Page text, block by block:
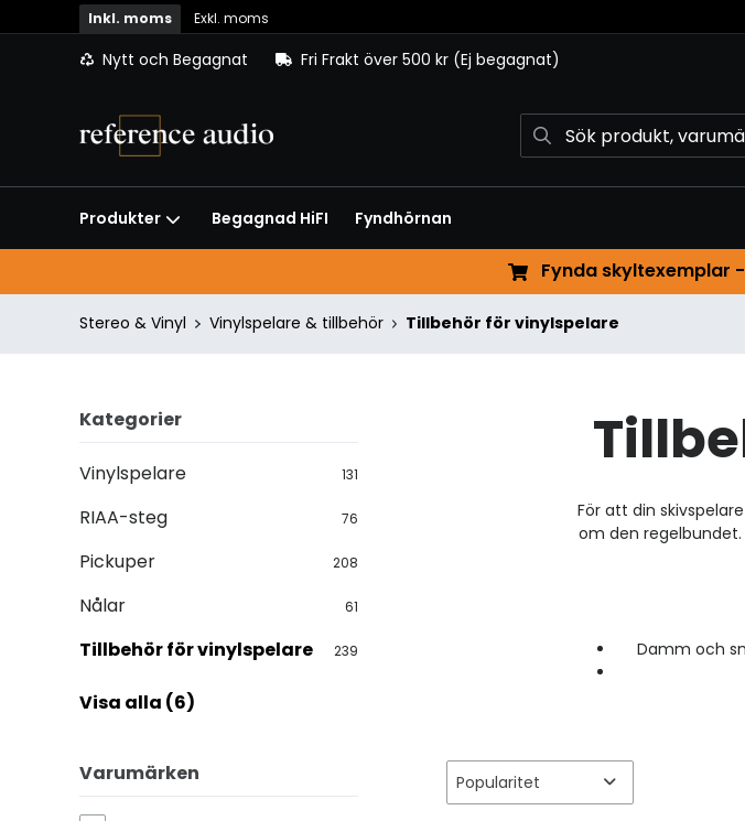
Inkl. moms Exkl. moms
Nytt och Begagnat Fri Frakt över 500 kr (Ej begagnat)
Produkter Begagnad HiFI Fyndhörnan
Fynda skyltexemplar
Stereo & Vinyl Vinylspelare & tillbehör Tillbehör för vinylspelare
Kategorier
Vinylspelare 131
RIAA-steg 76
Pickuper 208
Nålar 61
Tillbehör för vinylspelare 239
Visa alla (6)
Varumärken
För att din
om den
Damm och